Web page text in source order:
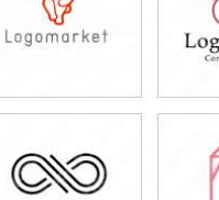
49,800円
(税込54,780円) (